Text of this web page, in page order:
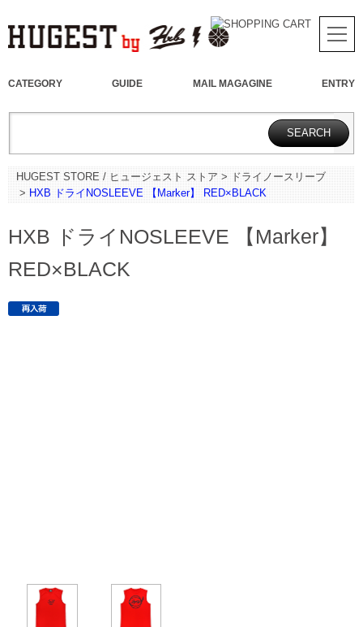
CATEGORY GUIDE MAIL MAGAGINE ENTRY
HUGEST STORE / ヒュージェスト ストア>ドライノースリーブ
>HXB ドライNOSLEEVE 【Marker】 RED×BLACK
HXB ドライNOSLEEVE 【Marker】
RED×BLACK